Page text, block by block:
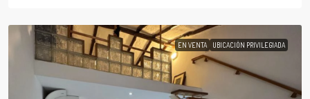
EN VENTA UBICACIÓN PRIVILEGIADA